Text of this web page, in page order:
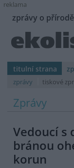
reklama
zprávy o
titulní strana
zprávy tiskové
Zprávy
Vedoucí s
bránou
korun